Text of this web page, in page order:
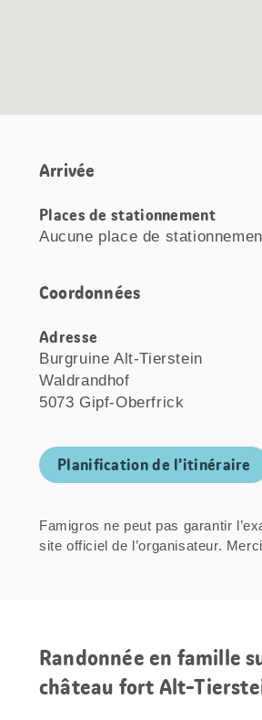
Arrivée
Places de stationnement
Aucune place de
Coordonnées
Adresse
Burgruine Alt-Tierstein
Waldrandhof
5073 Gipf-Oberfrick
Planification de l’itinéraire
Famigros ne peut pas garantir
site officiel de l’organisateur.
Randonnée en famille
château fort Alt-